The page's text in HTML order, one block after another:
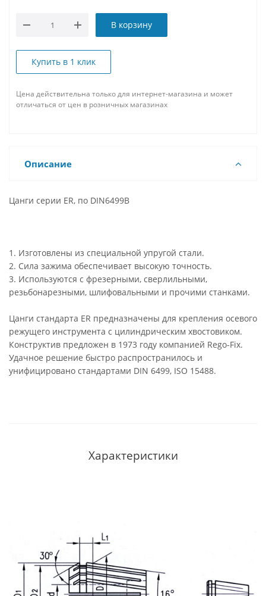
В корзину
Купить в 1 клик
Цена действительна только для интернет-магазина и может
отличаться от цен в розничных магазинах
Описание
Цанги серии ER, по DIN6499B
1. Изготовлены из специальной упругой стали.
2. Сила зажима обеспечивает высокую точность.
3. Используются с фрезерными, сверлильными,
резьбонарезными, шлифовальными и прочими станками.
Цанги стандарта ER предназначены для крепления осевого
режущего инструмента с цилиндрическим хвостовиком.
Конструктив предложен в 1973 году компанией Rego-Fix.
Удачное решение быстро распространилось и
унифицировано стандартами DIN 6499, ISO 15488.
Характеристики